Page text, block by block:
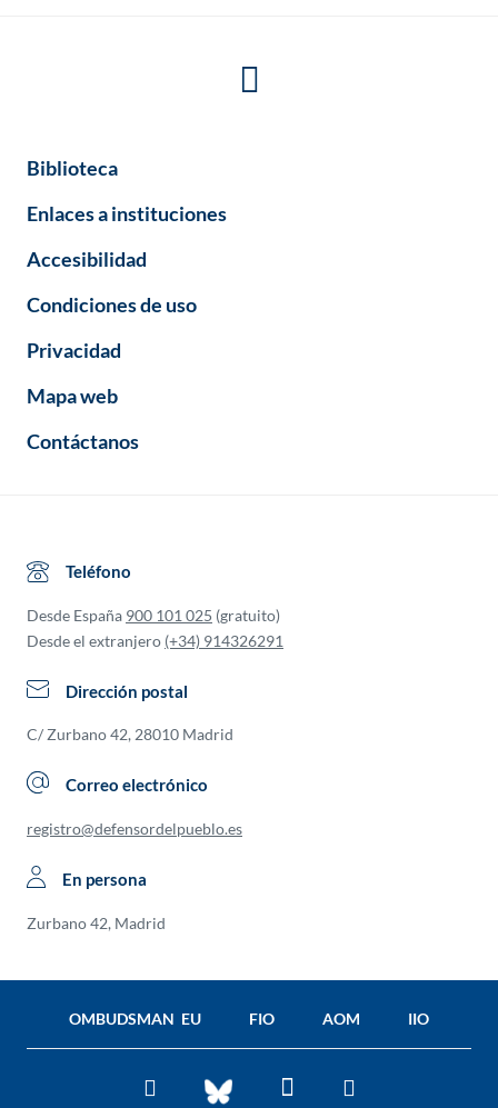
Biblioteca
Enlaces a instituciones
Accesibilidad
Condiciones de uso
Privacidad
Mapa web
Contáctanos
Teléfono
Desde España 900 101 025 (gratuito)
Desde el extranjero (+34) 914326291
Dirección postal
C/ Zurbano 42, 28010 Madrid
Correo electrónico
registro@defensordelpueblo.es
En persona
Zurbano 42, Madrid
OMBUDSMAN EU FIO AOM IIO
Twitter BlueSkyFacebookYou
Tube